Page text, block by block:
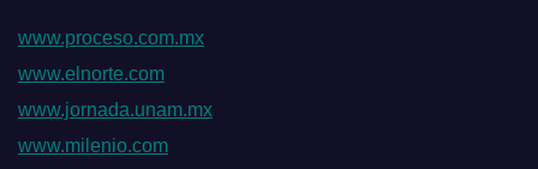
www.proceso.com.mx
www.elnorte.com
www.jornada.unam.mx
www.milenio.com